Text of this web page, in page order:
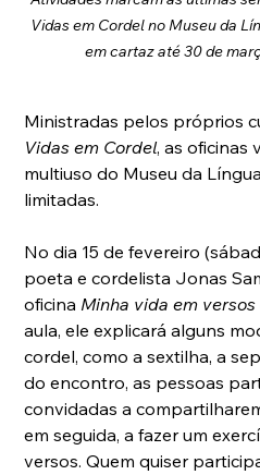
Vidas em Cordel no Museu da
em cartaz até 30 de
Ministradas pelos próprios
Vidas em Cordel, as oficinas
multiuso do Museu da
limitadas.
No dia 15 de fevereiro
poeta e cordelista Jonas
oficina Minha vida em
aula, ele explicará alguns
cordel, como a sextilha, a
do encontro, as pessoas
convidadas a
em seguida, a fazer um
versos. Quem quiser